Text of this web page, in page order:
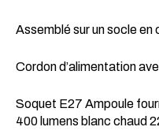
Assemblé sur un socle en
Cordon d’alimentation
Soquet E27 Ampoule
400 lumens blanc chaud